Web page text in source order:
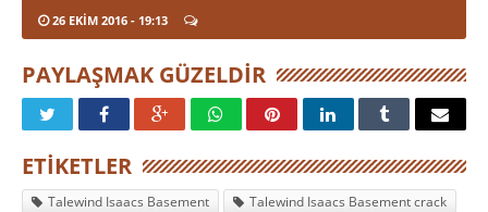
26 EKIM 2016 - 19:13
PAYLAŞMAK GÜZELDIR
ETIKETLER
Talewind Isaacs Basement
Talewind Isaacs Basement crack